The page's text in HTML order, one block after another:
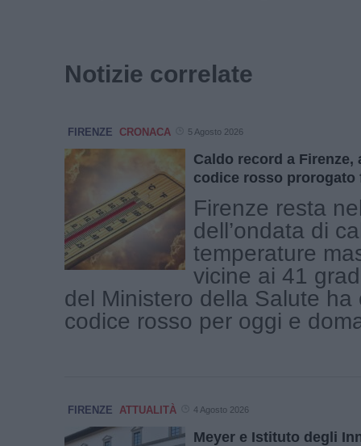
Notizie correlate
FIRENZE CRONACA 5 Agosto 2026
Caldo record a Firenze,
codice rosso prorogato
Firenze resta
dell’ondata di
temperature
vicine ai 41
del Ministero della Salute ha
codice rosso per oggi e
FIRENZE ATTUALITÀ 4 Agosto 2026
Meyer e Istituto degli